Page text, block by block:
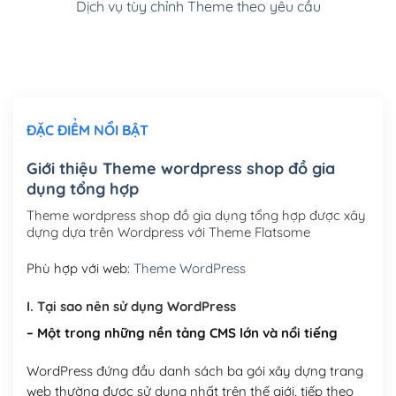
Cài đặt SMTP Mail cho site Wordpress(+100,000₫)
Mua thêm Host + Tên miền
Tên miền quốc tế .com .net .org (1 năm) (+300,000₫)
Tên miền Việt Nam .vn (1 năm)
Hosting 2GB SSD (1 năm)(+450,000₫)
Hosting 3GB SSD (1 năm)(+550,000₫)
Hosting 5GB SSD (1 năm)
Hosting 8GB SSD (1 năm) (+950,000₫)
Dịch vụ tùy chỉnh Theme theo yêu cầu
ĐẶC ĐIỂM NỔI BẬT
Giới thiệu Theme wordpress shop đồ gia
dụng tổng hợp
Theme wordpress shop đồ gia dụng tổng hợp được xây
dựng dựa trên Wordpress với Theme Flatsome
Phù hợp với web: Theme WordPress
I. Tại sao nên sử dụng WordPress
– Một trong những nền tảng CMS lớn và nổi tiếng
WordPress đứng đầu danh sách ba gói xây dựng trang
web thường được sử dụng nhất trên thế giới, tiếp theo